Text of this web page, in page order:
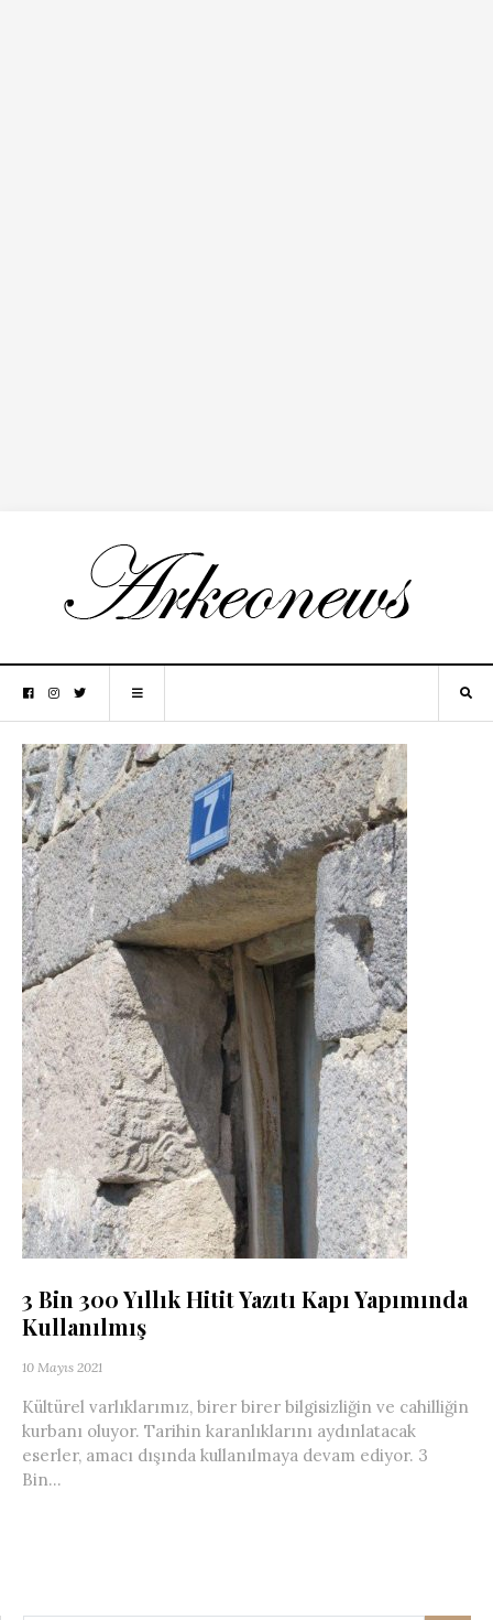
3 Bin 300 Yıllık Hitit Yazıtı Kapı Yapımında
Kullanılmış
10 Mayıs 2021
Kültürel varlıklarımız, birer birer bilgisizliğin ve cahilliğin
kurbanı oluyor. Tarihin karanlıklarını aydınlatacak
eserler, amacı dışında kullanılmaya devam ediyor. 3
Bin...